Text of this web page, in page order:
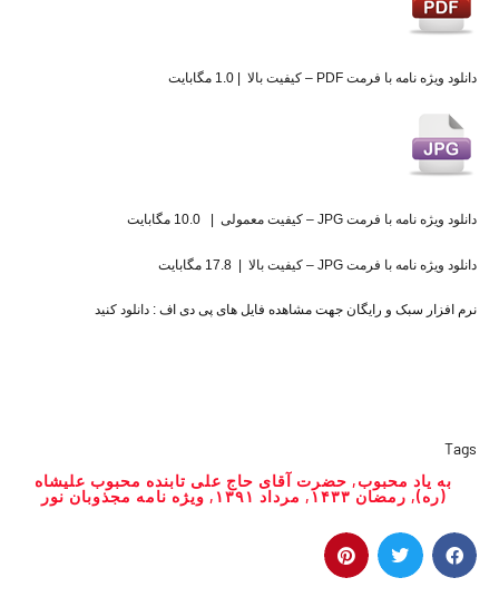
دانلود ویژه نامه با فرمت PDF – کیفیت بالا
دانلود ویژه نامه با فرمت JPG – کیفیت معمولی
دانلود ویژه نامه با فرمت JPG – کیفیت بالا | 17.8 مگابایت
نرم افزار سبک و رایگان جهت مشاهده فایل های پی دی اف : دانلود کنید
Tags
به یاد محبوب, حضرت آقای حاج علی تابنده محبوب علیشاه
(ره), رمضان ۱۴۳۳ , مرداد ۱۳۹۱ , ویژه نامه مجذوبان نور